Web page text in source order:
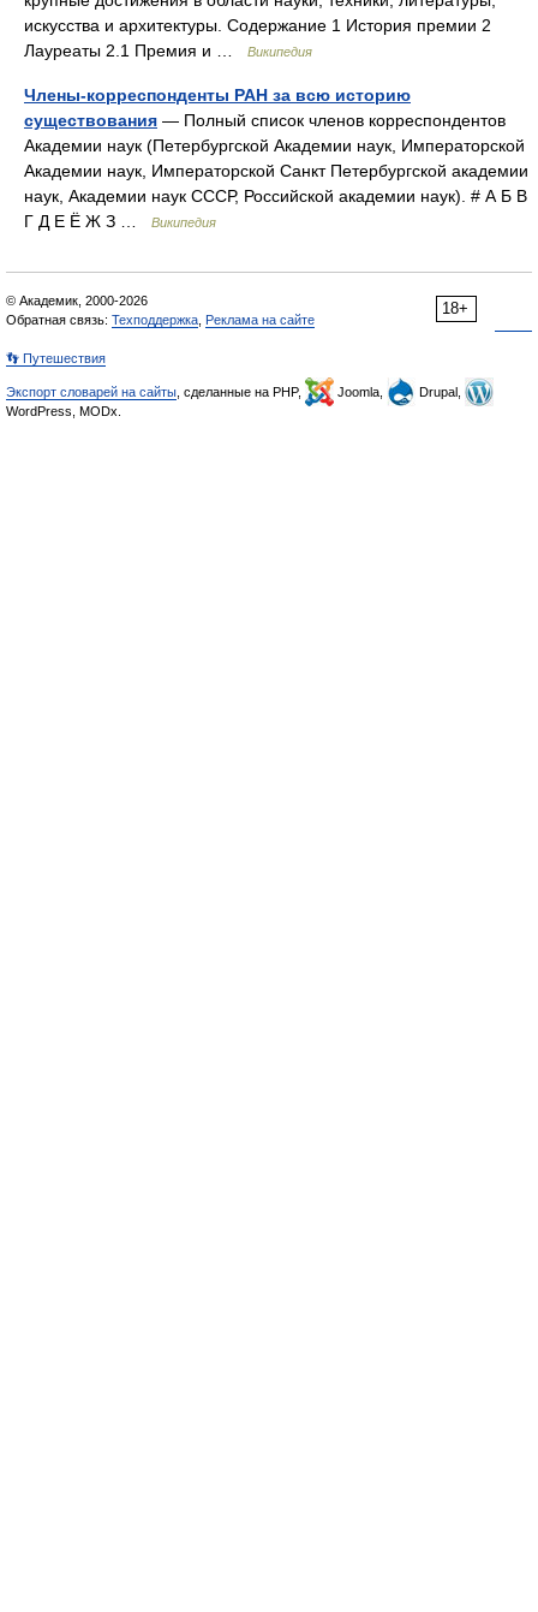
искусства и архитектуры. Содержание 1 История премии 2
Лауреаты 2.1 Премия и …
Википедия
Члены-корреспонденты РАН за всю историю
существования — Полный список членов корреспондентов
Академии наук (Петербургской Академии наук, Императорской
Академии наук, Императорской Санкт Петербургской академии
наук, Академии наук СССР, Российской академии наук). # А Б В
Г Д Е Ё Ж З …
Википедия
18+
© Академик, 2000-2026
Обратная связь: Техподдержка Реклама на сайте
👣 Путешествия
Экспорт словарей на сайты , сделанные на PHP, Joomla,
Drupal,
WordPress, MODx.